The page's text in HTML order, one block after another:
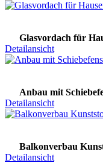
Glasvordach für
Detailansicht
Anbau mit
Detailansicht
Balkonverbau
Detailansicht